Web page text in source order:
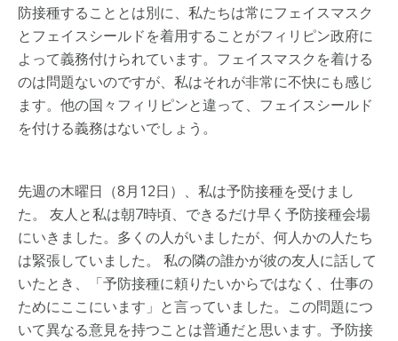
防接種することとは別に、私たちは常にフェイスマスク
とフェイスシールドを着用することがフィリピン政府に
よって義務付けられています。フェイスマスクを着ける
のは問題ないのですが、私はそれが非常に不快にも感じ
ます。他の国々フィリピンと違って、フェイスシールド
を付ける義務はないでしょう。
先週の木曜日（8月12日）、私は予防接種を受けまし
た。 友人と私は朝7時頃、できるだけ早く予防接種会場
にいきました。多くの人がいましたが、何人かの人たち
は緊張していました。 私の隣の誰かが彼の友人に話して
いたとき、「予防接種に頼りたいからではなく、仕事の
ためにここにいます」と言っていました。この問題につ
いて異なる意見を持つことは普通だと思います。予防接